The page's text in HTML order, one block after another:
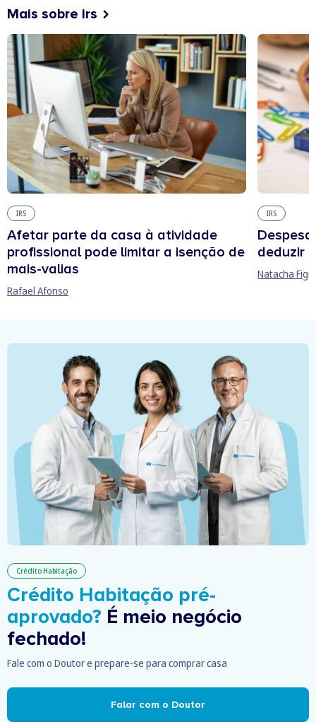
Mais sobre irs
IRS
Afetar parte da casa à atividade
profissional pode limitar a isenção de
mais-valias
Rafael Afonso
IRS
deduzir
Natacha
Crédito Habitação
Crédito Habitação pré-
aprovado? É meio negócio
fechado!
Fale com o Doutor e prepare-se para comprar casa
Falar com o Doutor